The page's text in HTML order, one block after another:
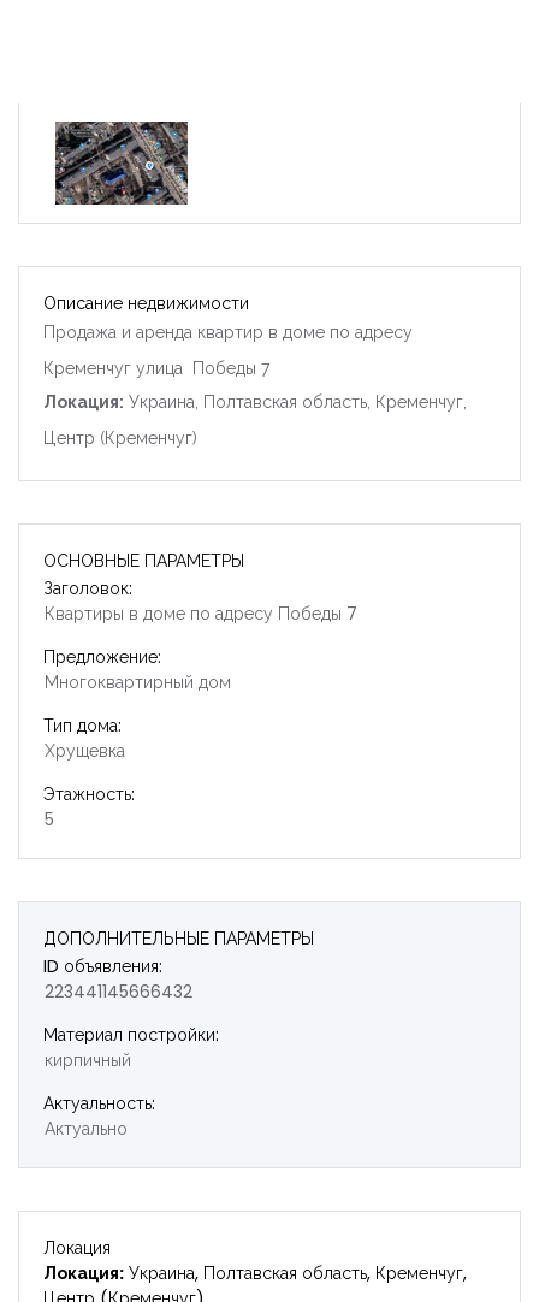
Описание недвижимости
Продажа и аренда квартир в доме по адресу
Кременчуг улица Победы 7
Локация: Украина, Полтавская область, Кременчуг,
Центр (Кременчуг)
ОСНОВНЫЕ ПАРАМЕТРЫ
Заголовок:
Квартиры в доме по адресу Победы 7
Предложение:
Многоквартирный дом
Тип дома:
Хрущевка
Этажность:
5
ДОПОЛНИТЕЛЬНЫЕ ПАРАМЕТРЫ
ID объявления:
223441145666432
Материал постройки:
кирпичный
Актуальность:
Актуально
Локация
Локация: Украина, Полтавская область, Кременчуг,
Запомнить